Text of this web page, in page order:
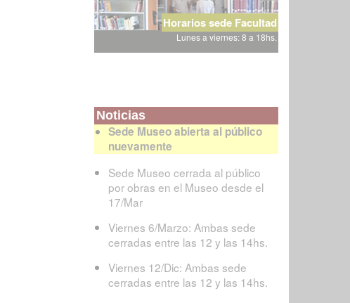
Horarios sede Facultad
Lunes a viernes: 8 a 18hs.
Noticias
Sede Museo abierta al público
nuevamente
Sede Museo cerrada al público
por obras en el Museo desde el
17/Mar
Viernes 6/Marzo: Ambas sede
cerradas entre las 12 y las 14hs.
Viernes 12/Dic: Ambas sede
cerradas entre las 12 y las 14hs.